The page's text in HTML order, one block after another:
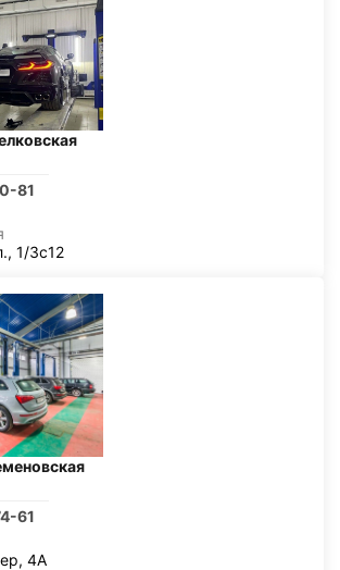
81
1/3с12
61
4А